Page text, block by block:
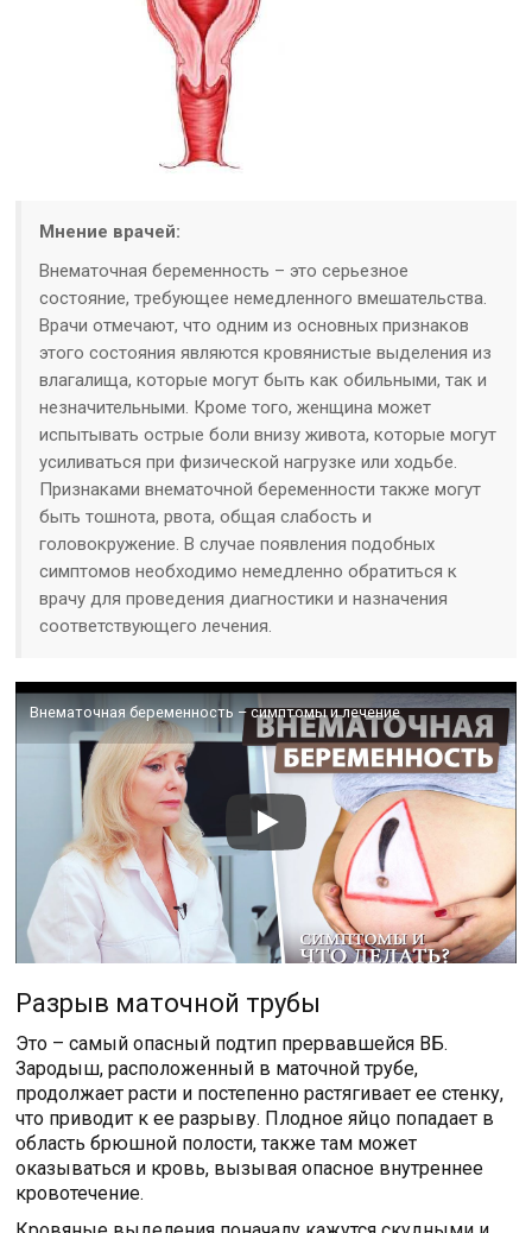
Мнение врачей:
Внематочная беременность – это серьезное
состояние, требующее немедленного вмешательства.
Врачи отмечают, что одним из основных признаков
этого состояния являются кровянистые выделения из
влагалища, которые могут быть как обильными, так и
незначительными. Кроме того, женщина может
испытывать острые боли внизу живота, которые могут
усиливаться при физической нагрузке или ходьбе.
Признаками внематочной беременности также могут
быть тошнота, рвота, общая слабость и
головокружение. В случае появления подобных
симптомов необходимо немедленно обратиться к
врачу для проведения диагностики и назначения
соответствующего лечения.
Внематочная беременность – симптомы и лечение
Разрыв маточной трубы
Это – самый опасный подтип прервавшейся ВБ.
Зародыш, расположенный в маточной трубе,
продолжает расти и постепенно растягивает ее стенку,
что приводит к ее разрыву. Плодное яйцо попадает в
область брюшной полости, также там может
оказываться и кровь, вызывая опасное внутреннее
кровотечение.